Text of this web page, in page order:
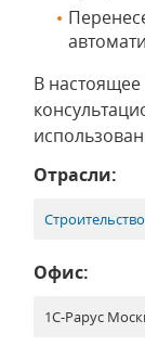
В настоящее
Отрасли:
Строительство
Офис:
1С-Рарус